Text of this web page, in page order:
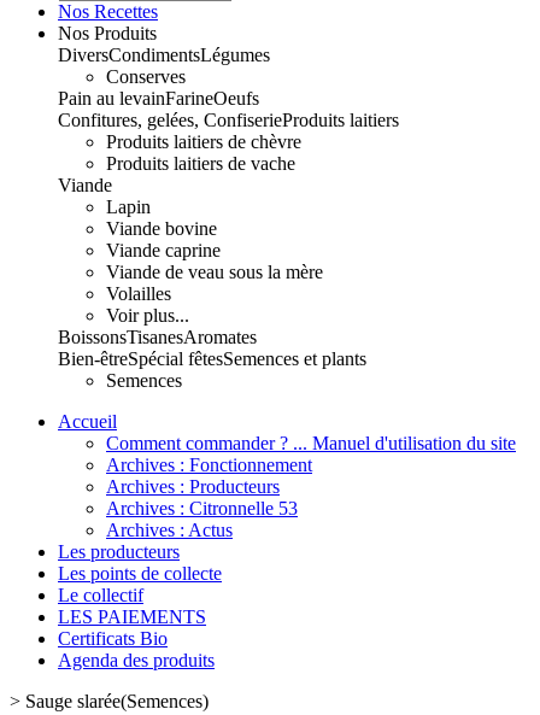
Nos Recettes
Nos Produits
DiversCondimentsLégumes
Conserves
Pain au levainFarineOeufs
Confitures, gelées, ConfiserieProduits laitiers
Produits laitiers de chèvre
Produits laitiers de vache
Viande
Lapin
Viande bovine
Viande caprine
Viande de veau sous la mère
Volailles
Voir plus...
BoissonsTisanesAromates
Bien-êtreSpécial fêtesSemences et plants
Semences
Accueil
Comment commander ? ... Manuel d'utilisation du site
Archives : Fonctionnement
Archives : Producteurs
Archives : Citronnelle 53
Archives : Actus
Les producteurs
Les points de collecte
Le collectif
LES PAIEMENTS
Certificats Bio
Agenda des produits
> Sauge slarée(Semences)